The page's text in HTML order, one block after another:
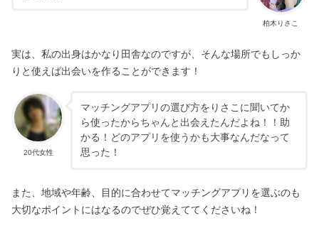
柏木りさこ
実は、私の出身はかなり田舎なのですが、そんな場所でもしっか
りと使えば出会いを作ることができます！
20代女性
マッチングアプリの選び方をりさこに聞いてか
ら使ったからちゃんと出会えたんだよね！！助
かる！どのアプリを使うかも大事なんだなって
思った！
また、地域や年齢、目的に合わせてマッチングアプリを選ぶのも
大切なポイントにはなるのでぜひ覚えててくださいね！